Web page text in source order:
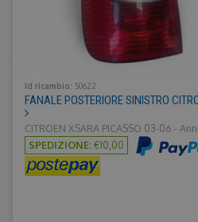
Id ricambio: 50622
FANALE POSTERIORE SINISTRO
CITROEN XSARA PICASSO 03-06 -
SPEDIZIONE:€10,00